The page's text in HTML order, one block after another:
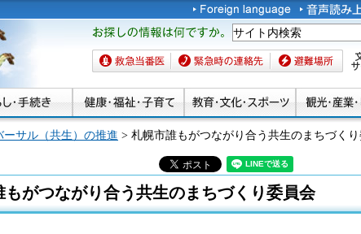
お探しの情報は何です
か。
救急当番医 緊急時の連絡先 避難場所
ーサル（共生）の推進 > 札幌市誰もがつながり合う共生のまちづく
もがつながり合う共生のまちづくり委員会